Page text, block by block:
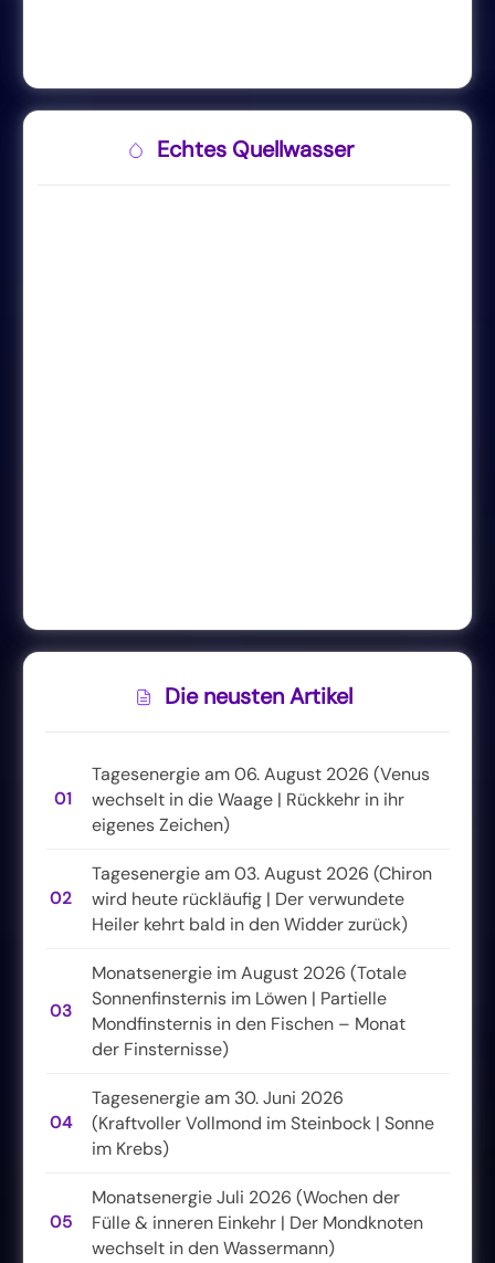
Echtes Quellwasser
Die neusten Artikel
01
Tagesenergie am 06. August 2026 (Venus
wechselt in die Waage | Rückkehr in ihr
eigenes Zeichen)
02
Tagesenergie am 03. August 2026 (Chiron
wird heute rückläufig | Der verwundete
Heiler kehrt bald in den Widder zurück)
03
Monatsenergie im August 2026 (Totale
Sonnenfinsternis im Löwen | Partielle
Mondfinsternis in den Fischen – Monat
der Finsternisse)
04
Tagesenergie am 30. Juni 2026
(Kraftvoller Vollmond im Steinbock | Sonne
im Krebs)
05
Monatsenergie Juli 2026 (Wochen der
Fülle & inneren Einkehr | Der Mondknoten
wechselt in den Wassermann)